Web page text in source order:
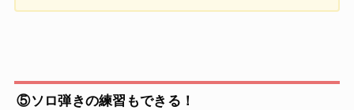
⑤ソロ弾きの練習もできる！